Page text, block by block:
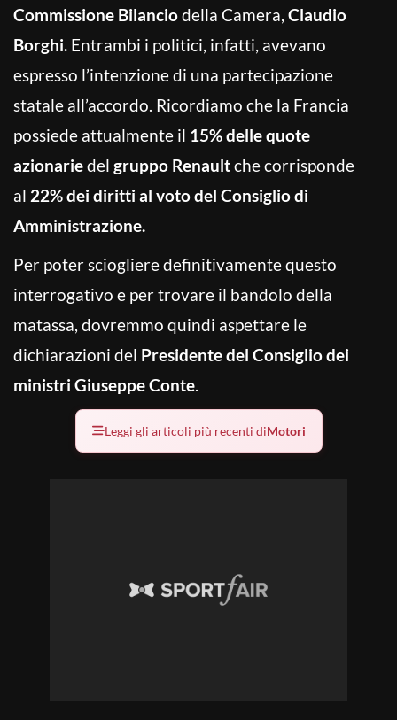
Commissione Bilanciodella Camera, Claudio
Borghi. Entrambi i politici, infatti, avevano
espresso l’intenzione di una partecipazione
statale all’accordo. Ricordiamo che la Francia
possiede attualmente il 15% delle quote
azionariedel gruppo Renaultche corrisponde
al 22% dei diritti al voto del Consiglio di
Amministrazione.
Per poter sciogliere definitivamente questo
interrogativo e per trovare il bandolo della
matassa, dovremmo quindi aspettare le
dichiarazioni del Presidente del Consiglio dei
ministri Giuseppe Conte.
Leggi gli articoli più recenti diMotori